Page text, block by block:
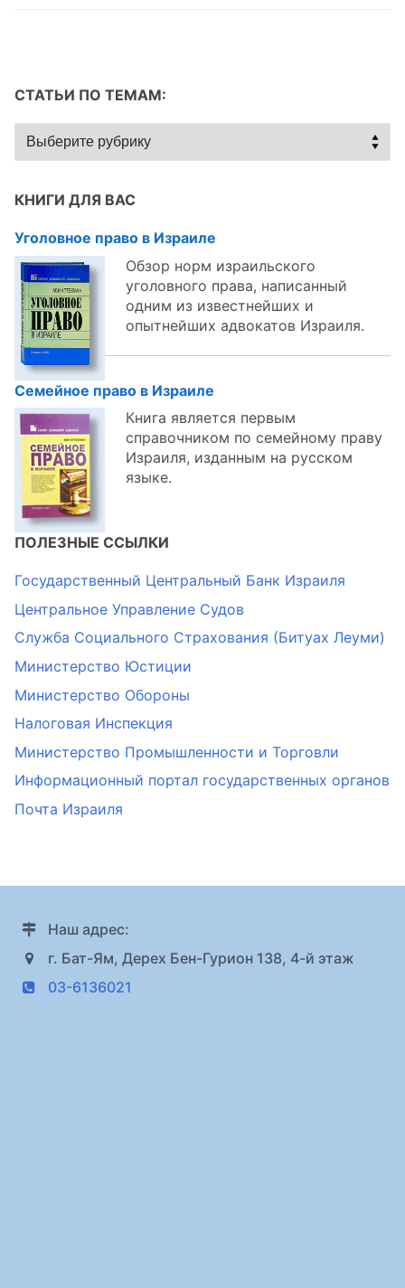
СТАТЬИ ПО ТЕМАМ:
Статьи
по
КНИГИ ДЛЯ ВАС
Уголовное право в Израиле
Обзор норм израильского
уголовного права, написанный
одним из известнейших и
опытнейших адвокатов Израиля.
Семейное право в Израиле
Книга является первым
справочником по семейному праву
Израиля, изданным на русском
языке.
ПОЛЕЗНЫЕ ССЫЛКИ
Государственный Центральный Банк Израиля
Центральное Управление Судов
Служба Социального Страхования (Битуах Леуми)
Министерство Юстиции
Министерство Обороны
Налоговая Инспекция
Министерство Промышленности и Торговли
Информационный портал государственных органов
Почта Израиля
Наш адрес:
г. Бат-Ям, Дерех Бен-Гурион 138, 4-й этаж
03-6136021